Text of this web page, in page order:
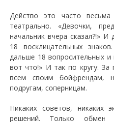
Действо это часто
театрально. «Девочки,
начальник вчера сказал?!»
18 восклицательных
дальше 18 вопросительных и
вот что!» И так по кругу. За
всем своим бойфрендам,
подругам, соперницам.
Никаких советов, никаких
решений. Только обмен